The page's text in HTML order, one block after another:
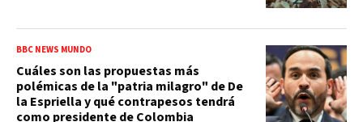
BBC NEWS MUNDO
Cuáles son las propuestas más
polémicas de la "patria milagro" de De
la Espriella y qué contrapesos tendrá
como presidente de Colombia